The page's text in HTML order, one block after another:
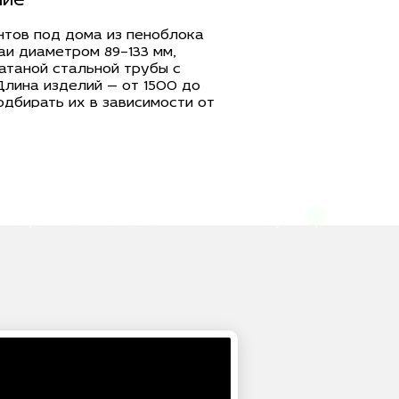
под дома из пеноблока
диаметром 89–133 мм,
стальной трубы с
изделий — от 1500 до
их в зависимости от
грунта на
250–350 мм
как материал
деформациям. Свайно-